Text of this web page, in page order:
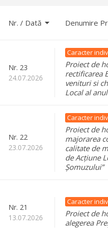
Nr. / Dată Denumire
Nr. 23
24.07.2026
Caracter
Proiect de
rectificarea
venituri si
Local al
Nr. 22
23.07.2026
Caracter
Proiect de
majorarea
calitate de
de Acțiune
Șomuzului”
Nr. 21
13.07.2026
Caracter
Proiect de
alegerea